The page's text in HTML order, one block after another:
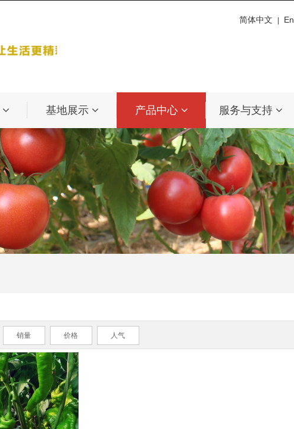
简体中文
基地展示 产品中心 服务与支持
销量 价格 人气